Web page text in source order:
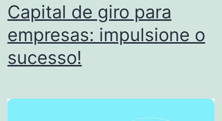
Capital de giro para
empresas: impulsione o
sucesso!